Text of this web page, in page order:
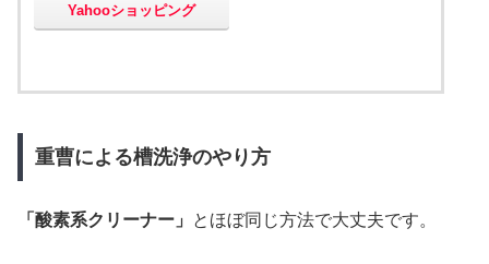
Yahooショッピング
重曹による槽洗浄のやり方
「酸素系クリーナー」 とほぼ同じ方法で大丈夫です。